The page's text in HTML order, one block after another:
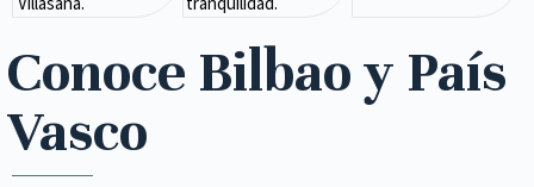
Conoce Bilbao y País
Vasco